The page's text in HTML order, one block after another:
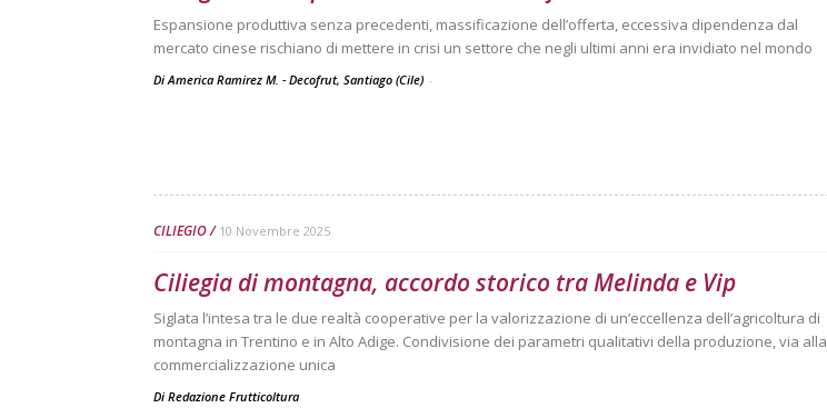
Espansione produttiva senza precedenti, massificazione dell’offerta, eccessiva dipendenza dal
mercato cinese rischiano di mettere in crisi un settore che negli ultimi anni era invidiato nel mondo
Di America Ramirez M. - Decofrut, Santiago (Cile) -
CILIEGIO 10 Novembre 2025
Ciliegia di montagna, accordo storico tra Melinda e Vip
Siglata l’intesa tra le due realtà cooperative per la valorizzazione di un’eccellenza dell’agricoltura di
montagna in Trentino e in Alto Adige. Condivisione dei parametri qualitativi della produzione, via alla
commercializzazione unica
Di Redazione Frutticoltura